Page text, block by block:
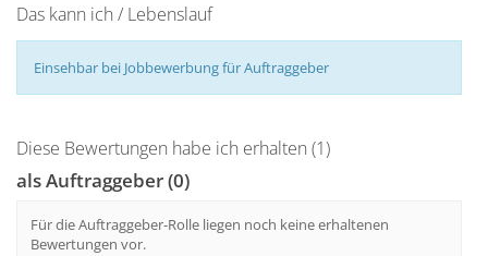
Das kann ich / Lebenslauf
Einsehbar bei Jobbewerbung für Auftraggeber
Diese Bewertungen habe ich erhalten (1)
als Auftraggeber (0)
Für die Auftraggeber-Rolle liegen noch keine erhaltenen
Bewertungen vor.